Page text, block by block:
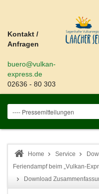
Kontakt /
Anfragen
buero@vulkan-
express.de
02636 - 80 303
Home Service
Feriendampf beim „Vulkan-
Download